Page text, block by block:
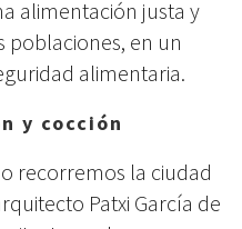
alimentación justa y
poblaciones, en un
alimentaria.
y cocción
recorremos la ciudad
Patxi García de